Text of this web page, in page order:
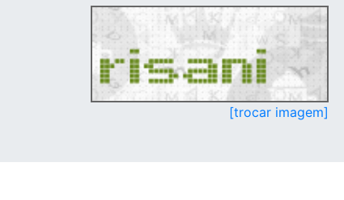
[trocar imagem]